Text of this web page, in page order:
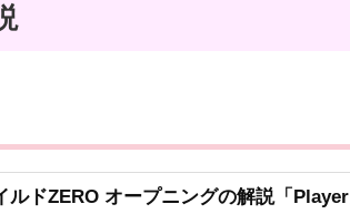
ルドZERO オープニングの解説「Player